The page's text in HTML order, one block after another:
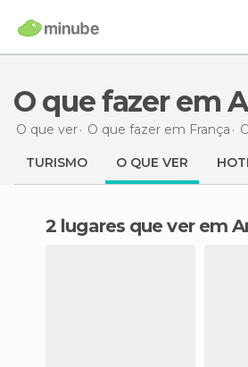
O que fazer em
O que ver O que fazer em França
TURISMO O QUE VER
2 lugares que ver em